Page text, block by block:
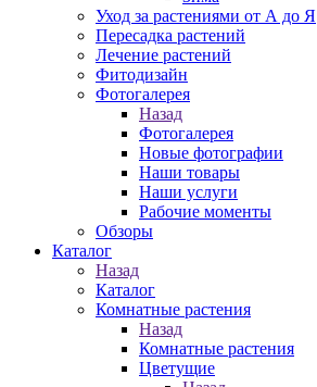
Уход за растениями от А до Я
Пересадка растений
Лечение растений
Фитодизайн
Фотогалерея
Назад
Фотогалерея
Новые фотографии
Наши товары
Наши услуги
Рабочие моменты
Обзоры
Каталог
Назад
Каталог
Комнатные растения
Назад
Комнатные растения
Цветущие